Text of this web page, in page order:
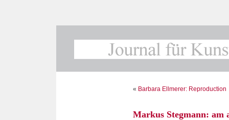
« Barbara Ellmerer: Reproduction
Markus Stegmann: am